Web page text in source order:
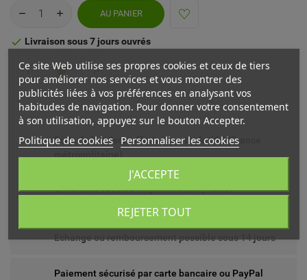
AU PANIER
 Livraison sous 7 jours ouvrés
Frais de livraison offerts à partir de 69€ (France
métropolitaine)
Livré chez vous ou en point relais (France
Echange ou remboursement possible sous 14 jours
Paiement sécurisé par carte bancaire ou PayPal
Ce site Web utilise ses propres cookies et ceux de tiers
pour améliorer nos services et vous montrer des
publicités liées à vos préférences en analysant vos
habitudes de navigation. Pour donner votre consentement
à son utilisation, appuyez sur le bouton Accepter.
Politique de cookies Personnaliser les cookies
REJETER TOUT
J'ACCEPTE